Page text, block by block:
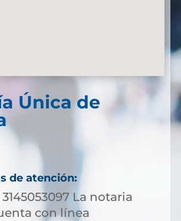
Única de
de atención:
3145053097 La notaria
con línea